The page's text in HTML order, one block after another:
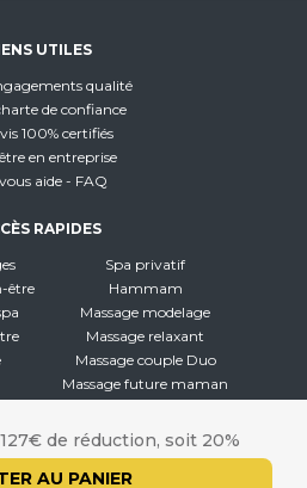
127€ de réduction, soit 20%
AU PANIER
UTILES
qualité
de confiance
100% certifiés
en entreprise
aide - FAQ
RAPIDES
être
Spa privatif
Hammam
Massage modelage
Massage relaxant
Massage couple Duo
Massage future maman
PROPOS